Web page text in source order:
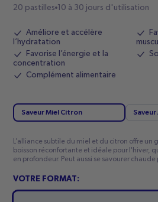
20 pastilles 10 à 30 jours d'utilisation
Améliore et accélère
l’hydratation
Favorise l’énergie et la
concentration
Complément alimentaire
Saveur
Saveur Miel Citron
L’alliance subtile du miel et du citron offre un
boisson réconfortante et idéale pour l'hiver,
en profondeur. Peut aussi se savourer
VOTRE FORMAT: